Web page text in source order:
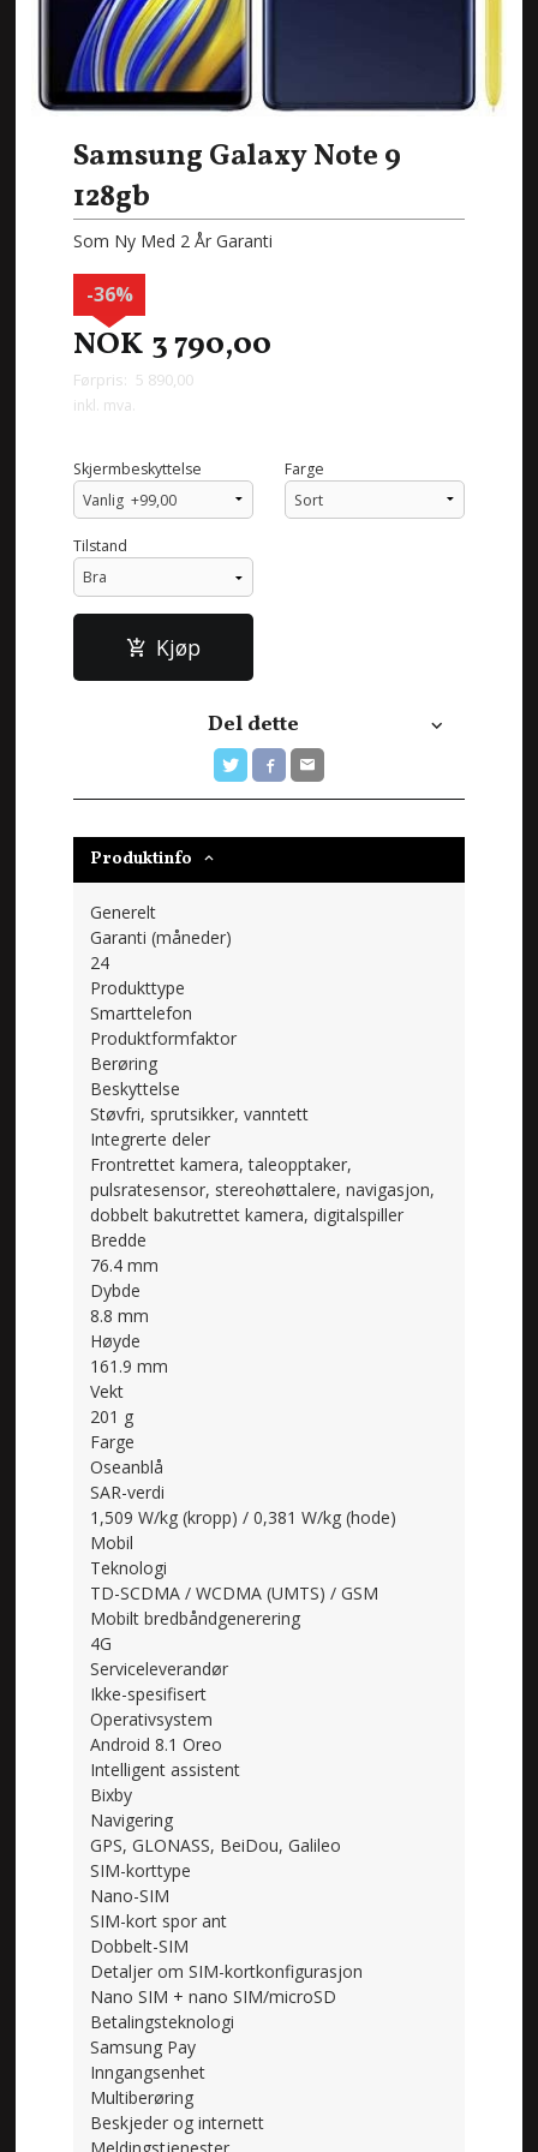
Samsung Galaxy Note 9
128gb
Som Ny Med 2 År Garanti
NOK 3 790,00
Førpris: 5 890,00
Rabatt
-36%
inkl. mva.
Skjermbeskyttelse Farge
Tilstand
Kjøp
Del dette
Produktinfo
Generelt
Garanti (måneder)
24
Produkttype
Smarttelefon
Produktformfaktor
Berøring
Beskyttelse
Støvfri, sprutsikker, vanntett
Integrerte deler
Frontrettet kamera, taleopptaker,
pulsratesensor, stereohøttalere, navigasjon,
dobbelt bakutrettet kamera, digitalspiller
Bredde
76.4 mm
Dybde
8.8 mm
Høyde
161.9 mm
Vekt
201 g
Farge
Oseanblå
SAR-verdi
1,509 W/kg (kropp) / 0,381 W/kg (hode)
Mobil
Teknologi
TD-SCDMA / WCDMA (UMTS) / GSM
Mobilt bredbåndgenerering
4G
Serviceleverandør
Ikke-spesifisert
Operativsystem
Android 8.1 Oreo
Intelligent assistent
Bixby
Navigering
GPS, GLONASS, BeiDou, Galileo
SIM-korttype
Nano-SIM
SIM-kort spor ant
Dobbelt-SIM
Detaljer om SIM-kortkonfigurasjon
Nano SIM + nano SIM/microSD
Betalingsteknologi
Samsung Pay
Inngangsenhet
Multiberøring
Beskjeder og internett
Meldingstjenester